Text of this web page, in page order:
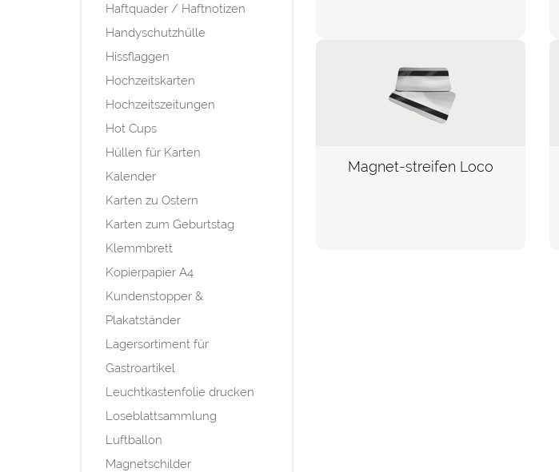
Haftquader / Haftnotizen
Handyschutzhülle
Hissflaggen
Hochzeitskarten
Hochzeitszeitungen
Hot Cups
Hüllen für Karten
Kalender
Karten zu Ostern
Karten zum Geburtstag
Klemmbrett
Kopierpapier A4
Kundenstopper &
Plakatständer
Lagersortiment für
Gastroartikel
Leuchtkastenfolie drucken
Loseblattsammlung
Luftballon
Magnetschilder
Magnet-streifen Loco